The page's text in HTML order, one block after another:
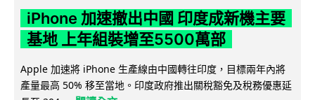
iPhone 加速撤出中國 印度成新機主要
基地 上年組裝增至5500萬部
Apple 加速將 iPhone 生產線由中國轉往印度，目標兩年內將
產量最高 50% 移至當地。印度政府推出關稅豁免及稅務優惠延